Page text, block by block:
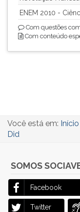
ENEM 2010 -
Com questões
Com conteúdo
Você está em: Início
Did
SOMOS
Facebook
Twitter